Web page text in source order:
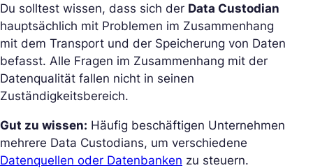
Du solltest wissen, dass sich der Data Custodian
hauptsächlich mit Problemen im Zusammenhang
mit dem Transport und der Speicherung von Daten
befasst. Alle Fragen im Zusammenhang mit der
Datenqualität fallen nicht in seinen
Zuständigkeitsbereich.
Gut zu wissen: Häufig beschäftigen Unternehmen
mehrere Data Custodians, um verschiedene
Datenquellen oder Datenbanken zu steuern.